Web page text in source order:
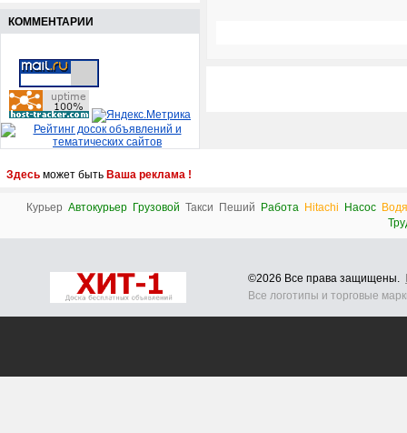
КОММЕНТАРИИ
Здесь может быть Ваша реклама !
Курьер Автокурьер Грузовой Такси Пеший Работа Hitachi Насос
©2026 Все права защищены.
Все логотипы и торговые